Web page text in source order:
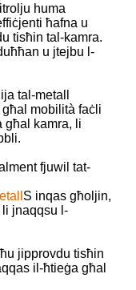
huma
ħafna u
tisħin tal-kamra.
u jtejbu l-
tal-metall
mobilità faċli
għal kamra, li
fjuwil tat-
S inqas għoljin,
jnaqqsu l-
jipprovdu tisħin
il-ħtieġa għal